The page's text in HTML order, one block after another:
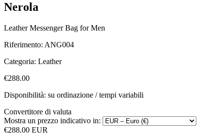
Nerola
Leather Messenger Bag for Men
Riferimento: ANG004
Categoria: Leather
€288.00
Disponibilità: su ordinazione / tempi variabili
Convertitore di valuta
Mostra un prezzo indicativo in:
€288.00 EUR